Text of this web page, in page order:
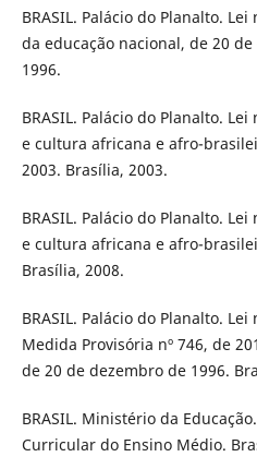
BRASIL. Palácio do Planalto.
da educação nacional, de 20
1996.
BRASIL. Palácio do Planalto.
e cultura africana e afro-
2003. Brasília, 2003.
BRASIL. Palácio do Planalto.
e cultura africana e afro-
Brasília, 2008.
BRASIL. Palácio do Planalto. Lei
Medida Provisória nº 746, de
de 20 de dezembro de 1996.
BRASIL. Ministério da
Curricular do Ensino Médio.